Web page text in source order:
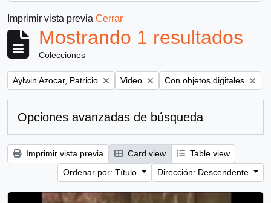
Imprimir vista previa Cerrar
Mostrando 1 resultados
Colecciones
Remove filter:
Aylwin Azocar, Patricio Remove filter:
Video Remove filter:
Con objetos digitales
Opciones avanzadas de búsqueda
Imprimir vista previa Card view
Table view
Ordenar por: Título
Dirección: Descendente